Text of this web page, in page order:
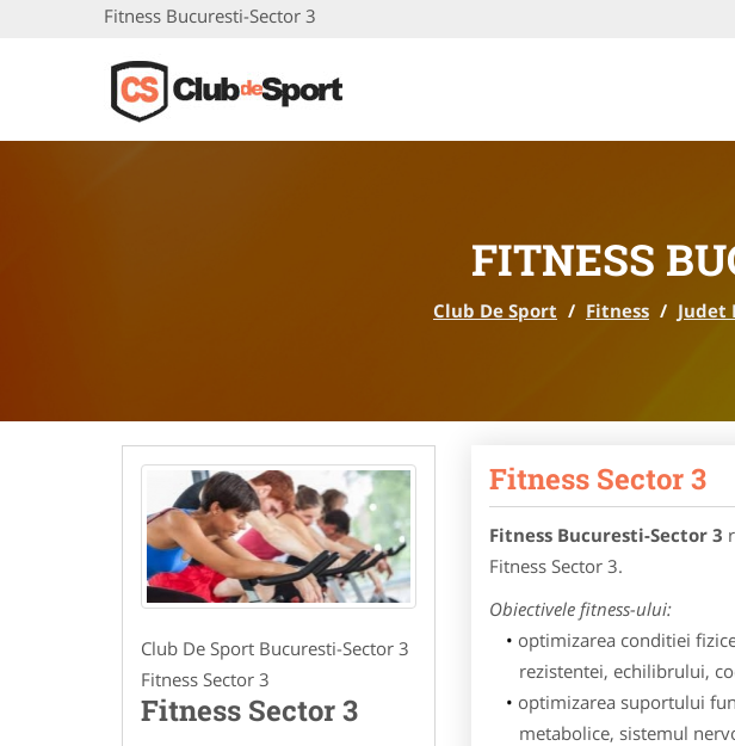
Fitness Bucuresti-Sector 3
FITNESS
Club De Sport / Fitness / Judet
Club De Sport Bucuresti-Sector 3
Fitness Sector 3
Fitness Sector 3
Fitness Sector 3
Fitness Bucuresti-Sector 3
Fitness Sector 3.
Obiectivele fitness-ului:
optimizarea conditiei
rezistentei, echilibrului,
optimizarea suportului
metabolice, sistemul